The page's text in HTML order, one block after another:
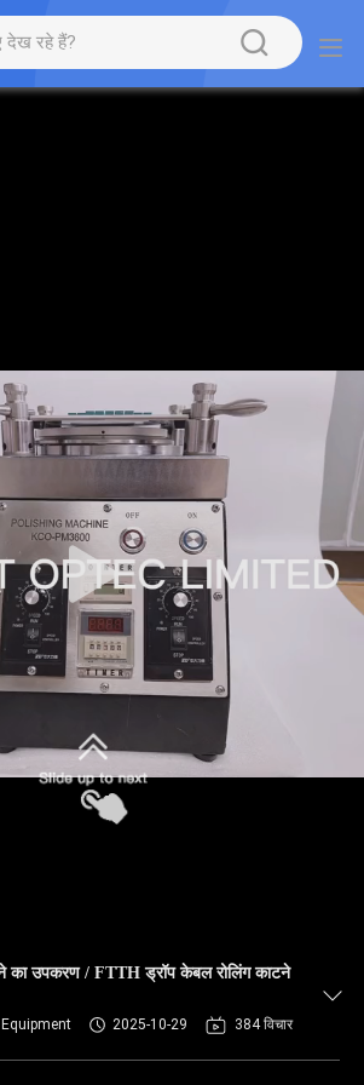
का उपकरण / FTTH ड्रॉप केबल रोलिंग काटने
2025-10-29 384 विचार